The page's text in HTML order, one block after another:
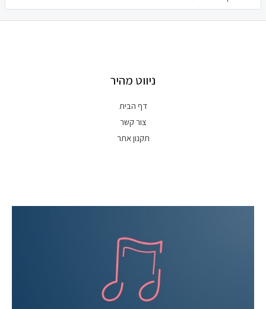
ניווט מהיר
דף הבית
צור קשר
תקנון אתר